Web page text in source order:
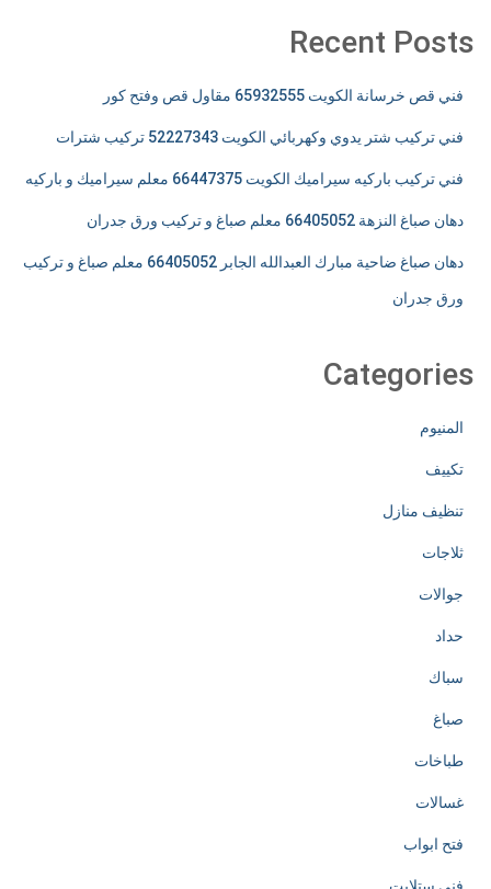
Recent Posts
فني قص خرسانة الكويت 65932555 مقاول قص وفتح كور
فني تركيب شتر يدوي وكهربائي الكويت 52227343 تركيب شترات
فني تركيب باركيه سيراميك الكويت 66447375 معلم سيراميك و باركيه
دهان صباغ النزهة 66405052 معلم صباغ و تركيب ورق جدران
دهان صباغ ضاحية مبارك العبدالله الجابر 66405052 معلم صباغ و تركيب
ورق جدران
Categories
المنيوم
تكييف
تنظيف منازل
ثلاجات
جوالات
حداد
سباك
صباغ
طباخات
غسالات
فتح ابواب
فني ستلايت